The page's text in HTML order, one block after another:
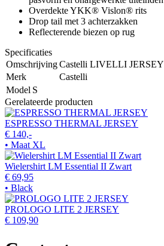
Overdekte YKK® Vislon® rits
Drop tail met 3 achterzakken
Reflecterende biezen op rug
Specificaties
OmschrijvingCastelli LIVELLI JERSEY
Merk
Castelli
Model S
Gerelateerde producten
ESPRESSO THERMAL JERSEY
€ 140,-
• Maat XL
Wielershirt LM Essential II Zwart
€ 69,95
• Black
PROLOGO LITE 2 JERSEY
€ 109,90